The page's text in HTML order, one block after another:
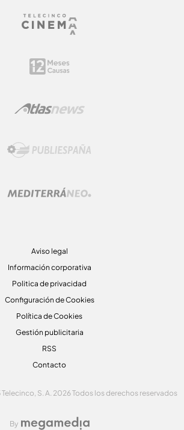
Aviso legal
Información corporativa
Politica de privacidad
Configuración de Cookies
Política de Cookies
Gestión publicitaria
RSS
Contacto
S. A. 2026 Todos los derechos reservados
By